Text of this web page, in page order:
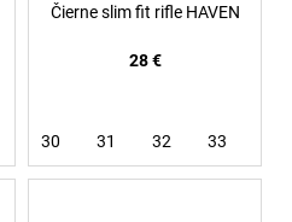
Čierne slim fit rifle HAVEN
28 €
30 31 32 33